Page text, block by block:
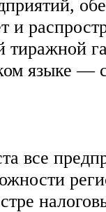
и
языке —
все